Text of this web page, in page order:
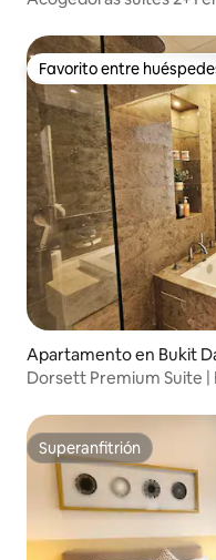
Favorito entre
Favorito entre
Apartamento en Bukit
Dorsett Premium Suite |
Superanfitrión
Superanfitrión